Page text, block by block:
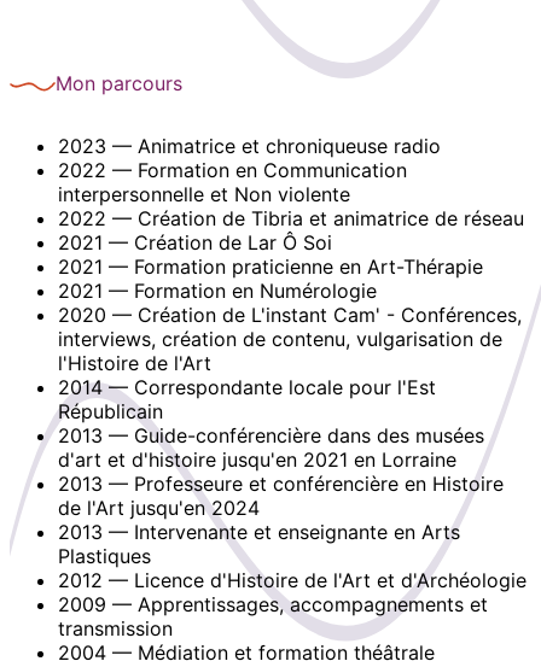
Mon parcours
2023 — Animatrice et chroniqueuse radio
2022 — Formation en Communication
interpersonnelle et Non violente
2022 — Création de Tibria et animatrice de réseau
2021 — Création de Lar Ô Soi
2021 — Formation praticienne en Art-Thérapie
2021 — Formation en Numérologie
2020 — Création de L'instant Cam' - Conférences,
interviews, création de contenu, vulgarisation de
l'Histoire de l'Art
2014 — Correspondante locale pour l'Est
Républicain
2013 — Guide-conférencière dans des musées
d'art et d'histoire jusqu'en 2021 en Lorraine
2013 — Professeure et conférencière en Histoire
de l'Art jusqu'en 2024
2013 — Intervenante et enseignante en Arts
Plastiques
2012 — Licence d'Histoire de l'Art et d'Archéologie
2009 — Apprentissages, accompagnements et
transmission
2004 — Médiation et formation théâtrale